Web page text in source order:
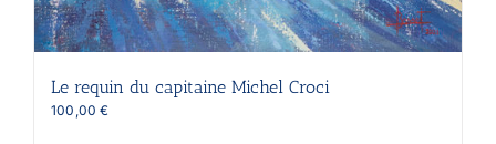
Le requin du capitaine Michel Croci
100,00€